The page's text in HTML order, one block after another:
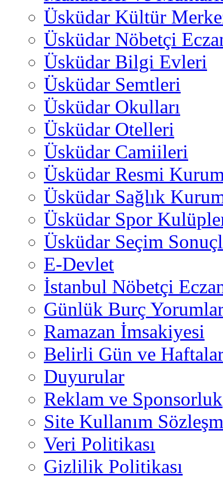
Üsküdar Kültür
Üsküdar Nöbetçi
Üsküdar Bilgi Evleri
Üsküdar Semtleri
Üsküdar Okulları
Üsküdar Otelleri
Üsküdar Camiileri
Üsküdar Resmi
Üsküdar Sağlık
Üsküdar Spor
Üsküdar Seçim
E-Devlet
İstanbul Nöbetçi
Günlük Burç
Ramazan İmsakiyesi
Belirli Gün ve
Duyurular
Reklam ve Sponsorluk
Site Kullanım
Veri Politikası
Gizlilik Politikası